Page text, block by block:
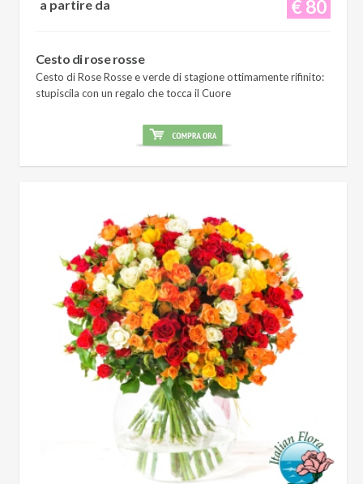
€ 80
a partire da
Cesto di rose rosse
Cesto di Rose Rosse e verde di stagione ottimamente rifinito:
stupiscila con un regalo che tocca il Cuore